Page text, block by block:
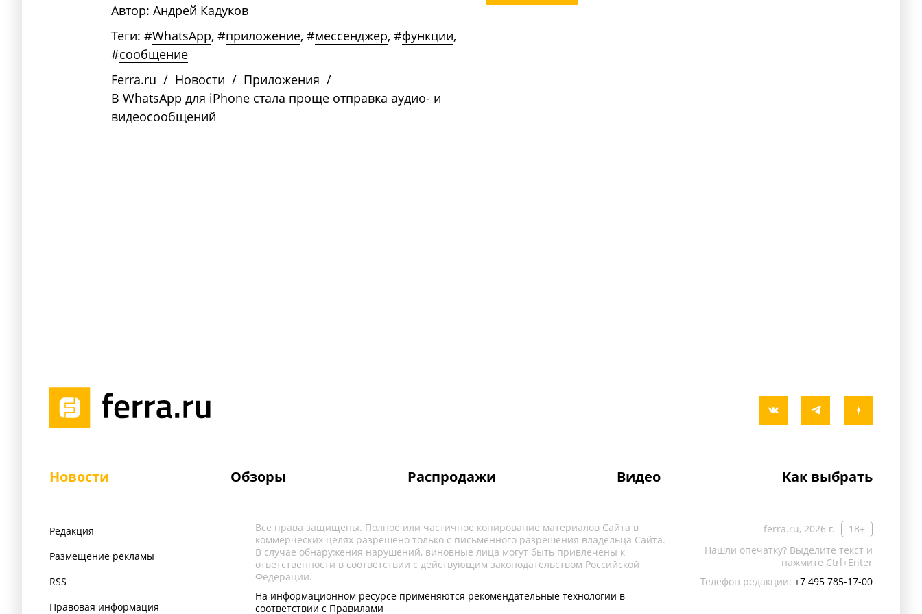
Автор: Андрей Кадуков
Теги: #WhatsApp, #приложение, #мессенджер, #функции,
#сообщение
Ferra.ru / Новости / Приложения /
В WhatsApp для iPhone стала проще отправка аудио- и
видеосообщений
Новости Обзоры Распродажи Видео Как выбрать
Редакция
Размещение рекламы
RSS
Правовая информация
ferra.ru, 2026 г.
18+
Нашли опечатку? Выделите текст и
нажмите Ctrl+Enter
Телефон редакции: +7 495 785-17-00
Все права защищены. Полное или частичное копирование материалов Сайта в
коммерческих целях разрешено только с письменного разрешения владельца Сайта.
В случае обнаружения нарушений, виновные лица могут быть привлечены к
ответственности в соответствии с действующим законодательством Российской
Федерации.
На информационном ресурсе применяются рекомендательные технологии в
соответствии с Правилами